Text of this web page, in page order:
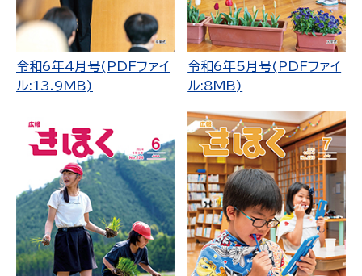
令和6年4月号(PDFファイ
ル:13.9MB)
令和6年5月号(PDFファイ
ル:8MB)